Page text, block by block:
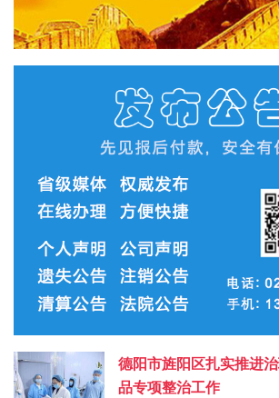
德阳市旌阳区扎实推进
品专项整治工作